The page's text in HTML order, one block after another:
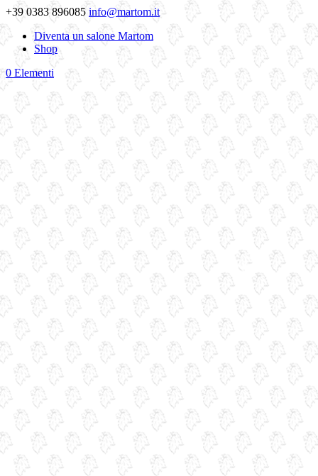
+39 0383 896085 info@martom.it
Diventa un salone Martom
Shop
0 Elementi